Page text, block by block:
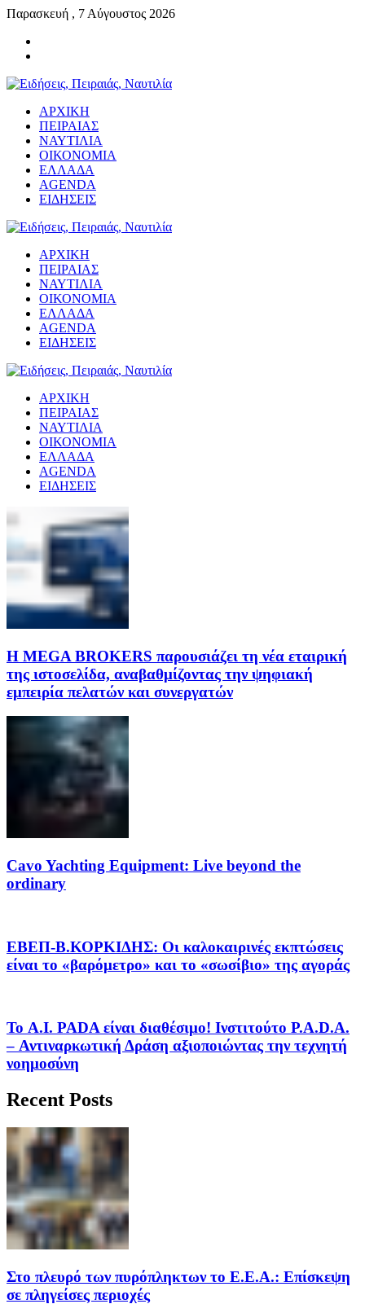
Παρασκευή , 7 Αύγουστος 2026
ΑΡΧΙΚΗ
ΠΕΙΡΑΙΑΣ
ΝΑΥΤΙΛΙΑ
ΟΙΚΟΝΟΜΙΑ
ΕΛΛΑΔΑ
AGENDA
ΕΙΔΗΣΕΙΣ
ΑΡΧΙΚΗ
ΠΕΙΡΑΙΑΣ
ΝΑΥΤΙΛΙΑ
ΟΙΚΟΝΟΜΙΑ
ΕΛΛΑΔΑ
AGENDA
ΕΙΔΗΣΕΙΣ
ΑΡΧΙΚΗ
ΠΕΙΡΑΙΑΣ
ΝΑΥΤΙΛΙΑ
ΟΙΚΟΝΟΜΙΑ
ΕΛΛΑΔΑ
AGENDA
ΕΙΔΗΣΕΙΣ
Η MEGA BROKERS παρουσιάζει τη νέα εταιρική
της ιστοσελίδα, αναβαθμίζοντας την ψηφιακή
εμπειρία πελατών και συνεργατών
Cavo Yachting Equipment: Live beyond the
ordinary
EΒΕΠ-Β.ΚΟΡΚΙΔΗΣ: Οι καλοκαιρινές εκπτώσεις
είναι το «βαρόμετρο» και το «σωσίβιο» της αγοράς
Το A.I. PADA είναι διαθέσιμο! Ινστιτούτο P.A.D.A.
– Αντιναρκωτική Δράση αξιοποιώντας την τεχνητή
νοημοσύνη
Recent Posts
Στο πλευρό των πυρόπληκτων το Ε.Ε.Α.: Επίσκεψη
σε πληγείσες περιοχές